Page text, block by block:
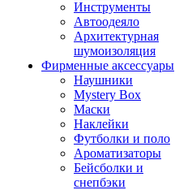
Инструменты
Автоодеяло
Архитектурная
шумоизоляция
Фирменные аксессуары
Наушники
Mystery Box
Маски
Наклейки
Футболки и поло
Ароматизаторы
Бейсболки и
снепбэки